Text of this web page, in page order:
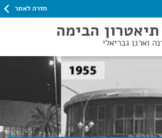
חזרה לאתר
תיאטרון הבימה
וארנן גבריאלי